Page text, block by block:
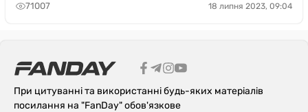
71007 18 липня 2023, 09:04
При цитуванні та використанні будь-яких матеріалів
посилання на "FanDay" обов'язкове